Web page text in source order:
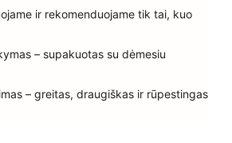
ir rekomenduojame tik tai, kuo
– supakuotas su dėmesiu
– greitas, draugiškas ir rūpestingas